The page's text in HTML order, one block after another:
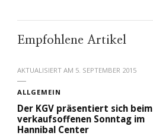
Empfohlene Artikel
AKTUALISIERT AM 5. SEPTEMBER 2015
ALLGEMEIN
Der KGV präsentiert sich beim
verkaufsoffenen Sonntag im
Hannibal Center